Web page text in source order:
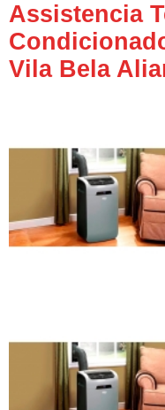
Assistencia
Vila Bela